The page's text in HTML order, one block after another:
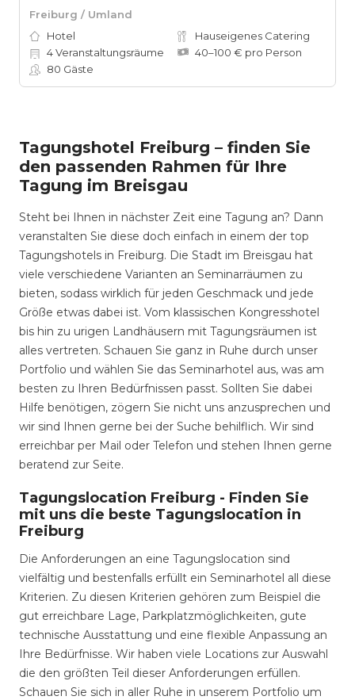
Freiburg / Umland
Hotel
Hauseigenes Catering
4Veranstaltungsräume
40–100 € pro Person
80 Gäste
Tagungshotel Freiburg – finden Sie
den passenden Rahmen für Ihre
Tagung im Breisgau
Steht bei Ihnen in nächster Zeit eine Tagung an? Dann
veranstalten Sie diese doch einfach in einem der top
Tagungshotels in Freiburg. Die Stadt im Breisgau hat
viele verschiedene Varianten an Seminarräumen zu
bieten, sodass wirklich für jeden Geschmack und jede
Größe etwas dabei ist. Vom klassischen Kongresshotel
bis hin zu urigen Landhäusern mit Tagungsräumen ist
alles vertreten. Schauen Sie ganz in Ruhe durch unser
Portfolio und wählen Sie das Seminarhotel aus, was am
besten zu Ihren Bedürfnissen passt. Sollten Sie dabei
Hilfe benötigen, zögern Sie nicht uns anzusprechen und
wir sind Ihnen gerne bei der Suche behilflich. Wir sind
erreichbar per Mail oder Telefon und stehen Ihnen gerne
beratend zur Seite.
Tagungslocation Freiburg - Finden Sie
mit uns die beste Tagungslocation in
Freiburg
Die Anforderungen an eine Tagungslocation sind
vielfältig und bestenfalls erfüllt ein Seminarhotel all diese
Kriterien. Zu diesen Kriterien gehören zum Beispiel die
gut erreichbare Lage, Parkplatzmöglichkeiten, gute
technische Ausstattung und eine flexible Anpassung an
Ihre Bedürfnisse. Wir haben viele Locations zur Auswahl
die den größten Teil dieser Anforderungen erfüllen.
Schauen Sie sich in aller Ruhe in unserem Portfolio um